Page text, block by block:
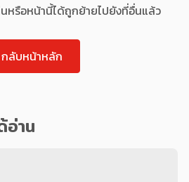
รือหน้านี้ได้ถูกย้ายไปยังที่อื่นแล้ว
กลับหน้าหลัก
อ่าน